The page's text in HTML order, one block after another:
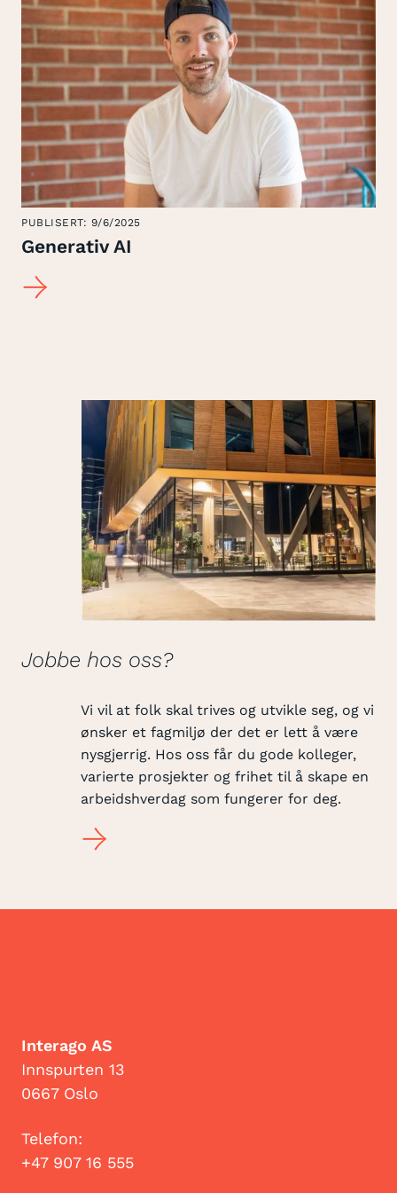
PUBLISERT: 9/6/2025
Generativ AI
Jobbe hos oss?
Vi vil at folk skal trives og utvikle seg, og vi
ønsker et fagmiljø der det er lett å være
nysgjerrig. Hos oss får du gode kolleger,
varierte prosjekter og frihet til å skape en
arbeidshverdag som fungerer for deg.
Interago AS
Innspurten 13
0667 Oslo
Telefon:
+47 907 16 555